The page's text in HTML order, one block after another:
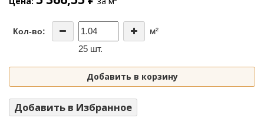
Кол-во:
м²
25 шт.
Добавить в корзину
Добавить в Избранное